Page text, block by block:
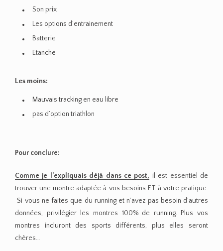
Son prix
Les options d’entrainement
Batterie
Etanche
Les moins:
Mauvais tracking en eau libre
pas d’option triathlon
Pour conclure:
Comme je l’expliquais déjà dans ce post, il est essentiel de
trouver une montre adaptée à vos besoins ET à votre pratique.
Si vous ne faites que du running et n’avez pas besoin d’autres
données, privilégier les montres 100% de running. Plus vos
montres incluront des sports différents, plus elles seront
chères…